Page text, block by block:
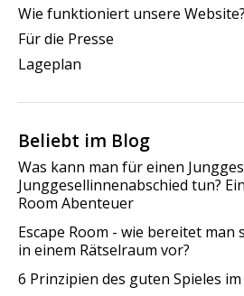
Wie funktioniert unsere Website?
Für die Presse
Lageplan
Beliebt im Blog
Was kann man für einen
Junggesellinnenabschied tun?
Room Abenteuer
Escape Room - wie bereitet man
in einem Rätselraum vor?
6 Prinzipien des guten Spieles im